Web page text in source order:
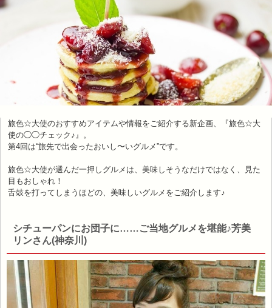
旅色☆大使のおすすめアイテムや情報をご紹介する新企画、『旅色☆大
使の◯◯チェック♪』。
第4回は“旅先で出会ったおいし〜いグルメ”です。
旅色☆大使が選んだ一押しグルメは、美味しそうなだけではなく、見た
目もおしゃれ！
舌鼓を打ってしまうほどの、美味しいグルメをご紹介します♪
シチューパンにお団子に……ご当地グルメを堪能♪芳美
リンさん(神奈川)